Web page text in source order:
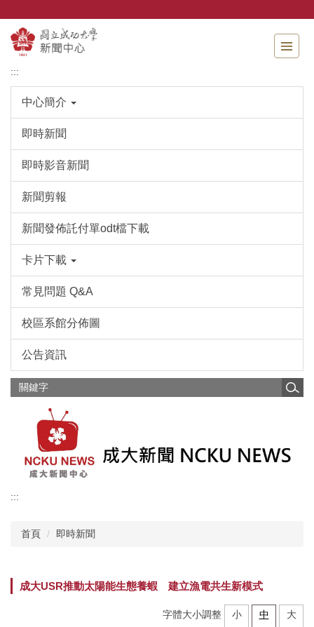
主
要
內
:::
中心簡介
即時新聞
即時影音新聞
新聞剪報
新聞發佈託付單odt檔下載
卡片下載
常見問題 Q&A
校區系館分佈圖
公告資訊
:::
首頁 即時新聞
成大USR推動太陽能生態養蝦 建立漁電共生新模式
字體大小調整 小 中 大